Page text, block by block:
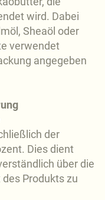
wird. Dabei
Sheaöl oder
verwendet
angegeben
der
Dies dient
über die
Produkts zu